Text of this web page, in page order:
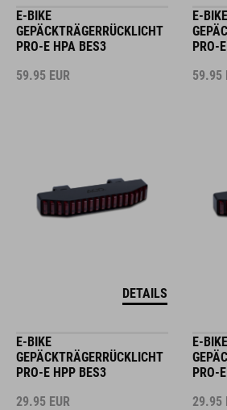
E-BIKE
GEPÄCKTRÄGERRÜCKLICHT
PRO-E HPA BES3
59.95 EUR
DETAILS
E-BIKE
PRO-
59.95
E-BIKE
GEPÄCKTRÄGERRÜCKLICHT
PRO-E HPP BES3
29.95 EUR
E-BIKE
PRO-
29.95